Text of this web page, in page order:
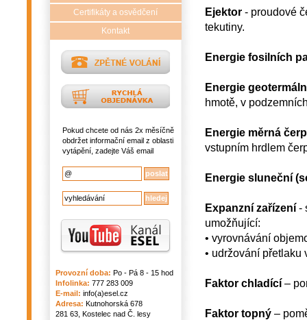
Certifikáty a osvědčení
Kontakt
Pokud chcete od nás 2x měsíčně
obdržet informační email z oblasti
vytápění, zadejte Váš email
Provozní doba: Po - Pá 8 - 15 hod
Infolinka: 777 283 009
E-mail: info(a)esel.cz
Adresa: Kutnohorská 678
281 63, Kostelec nad Č. lesy
Ejektor- proudové
tekutiny.
Energie fosilních
Energie
hmotě, v
Energie měrná
vstupním hrdlem
Energie sluneční
Expanzní zařízení-
umožňující:
• vyrovnávání
• udržování
Faktor chladící–
Faktor topný–